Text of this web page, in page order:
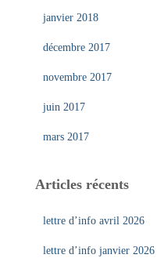
janvier 2018
décembre 2017
novembre 2017
juin 2017
mars 2017
Articles récents
lettre d’info avril 2026
lettre d’info janvier 2026